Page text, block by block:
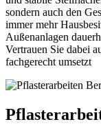
sondern auch den
immer mehr
Außenanlagen
Vertrauen Sie dabei
fachgerecht umsetzt